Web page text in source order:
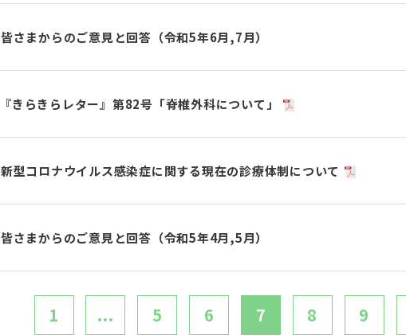
皆さまからのご意見と回答（令和5年6月,7月）
『きらきらレター』第82号「脊椎外科について」
新型コロナウイルス感染症に関する現在の診療体制について
皆さまからのご意見と回答（令和5年4月,5月）
1 ... 5 6 7 8 9